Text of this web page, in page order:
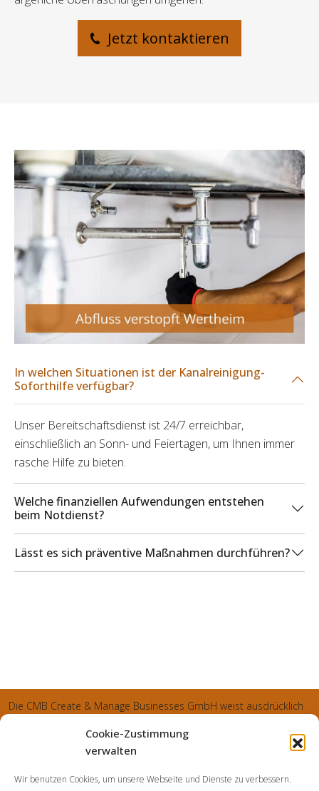
Cookie-Zustimmung
verwalten
Wir benutzen Cookies, um unsere Webseite und Dienste zu verbessern.
Jetzt kontaktieren
In welchen Situationen ist der Kanalreinigung-
Soforthilfe verfügbar?
Unser Bereitschaftsdienst ist 24/7 erreichbar,
einschließlich an Sonn- und Feiertagen, um Ihnen immer
rasche Hilfe zu bieten.
Welche finanziellen Aufwendungen entstehen
beim Notdienst?
Lässt es sich präventive Maßnahmen durchführen?
Die CMB Create & Manage Businesses GmbH weist ausdrücklich
und sämtliche generierte Aufträge an die SecuPart GmbH
weist nachdrücklich darauf hin, dass wir in manchen Ortschaften